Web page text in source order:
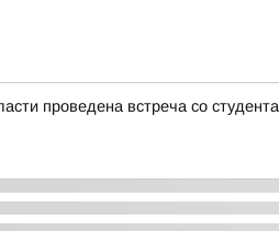
проведена встреча со